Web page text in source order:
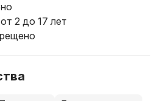
2 до 17 лет